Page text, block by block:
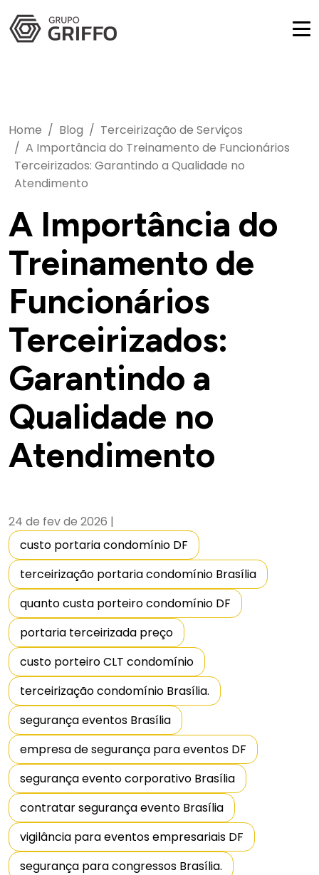
Home Blog
Terceirização de Serviços
A Importância do Treinamento de Funcionários
Terceirizados: Garantindo a Qualidade no
Atendimento
A Importância do
Treinamento de
Funcionários
Terceirizados:
Garantindo a
Qualidade no
Atendimento
custo portaria condomínio DF
terceirização portaria condomínio Brasília
quanto custa porteiro condomínio DF
portaria terceirizada preço
custo porteiro CLT condomínio
terceirização condomínio Brasília.
segurança eventos Brasília
empresa de segurança para eventos DF
segurança evento corporativo Brasília
contratar segurança evento Brasília
vigilância para eventos empresariais DF
segurança para congressos Brasília.
24 de fev de 2026 |